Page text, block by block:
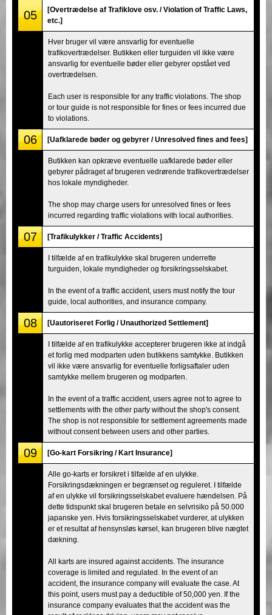
05
[Overtrædelse af Trafiklove osv. / Violation of Traffic Laws,
etc.]
Hver bruger vil være ansvarlig for eventuelle
trafikovertrædelser. Butikken eller turguiden vil ikke være
ansvarlig for eventuelle bøder eller gebyrer opstået ved
overtrædelsen.
Each user is responsible for any traffic violations. The shop
or tour guide is not responsible for fines or fees incurred due
to violations.
06 [Uafklarede bøder og gebyrer / Unresolved fines and fees]
Butikken kan opkræve eventuelle uafklarede bøder eller
gebyrer pådraget af brugeren vedrørende trafikovertrædelser
hos lokale myndigheder.
The shop may charge users for unresolved fines or fees
incurred regarding traffic violations with local authorities.
07 [Trafikulykker / Traffic Accidents]
I tilfælde af en trafikulykke skal brugeren underrette
turguiden, lokale myndigheder og forsikringsselskabet.
In the event of a traffic accident, users must notify the tour
guide, local authorities, and insurance company.
08 [Uautoriseret Forlig / Unauthorized Settlement]
I tilfælde af en trafikulykke accepterer brugeren ikke at indgå
et forlig med modparten uden butikkens samtykke. Butikken
vil ikke være ansvarlig for eventuelle forligsaftaler uden
samtykke mellem brugeren og modparten.
In the event of a traffic accident, users agree not to agree to
settlements with the other party without the shop's consent.
The shop is not responsible for settlement agreements made
without consent between users and other parties.
09 [Go-kart Forsikring / Kart Insurance]
Alle go-karts er forsikret i tilfælde af en ulykke.
Forsikringsdækningen er begrænset og reguleret. I tilfælde
af en ulykke vil forsikringsselskabet evaluere hændelsen. På
dette tidspunkt skal brugeren betale en selvrisiko på 50.000
japanske yen. Hvis forsikringsselskabet vurderer, at ulykken
er et resultat af hensynsløs kørsel, kan brugeren blive nægtet
dækning.
All karts are insured against accidents. The insurance
coverage is limited and regulated. In the event of an
accident, the insurance company will evaluate the case. At
this point, users must pay a deductible of 50,000 yen. If the
insurance company evaluates that the accident was the